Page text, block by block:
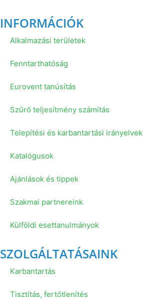
INFORMÁCIÓK
Alkalmazási területek
Fenntarthatóság
Eurovent tanúsítás
Szűrő teljesítmény számítás
Telepítési és karbantartási irányelvek
Katalógusok
Ajánlások és tippek
Szakmai partnereink
Külföldi esettanulmányok
SZOLGÁLTATÁSAINK
Karbantartás
Tisztítás, fertőtlenítés